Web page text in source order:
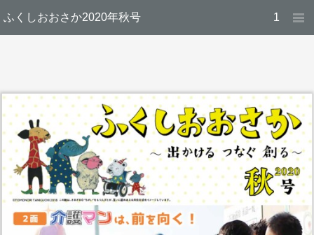
ふくしおおさか2020年秋号 1